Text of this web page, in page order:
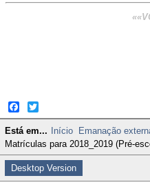
Facebook
Twitter
Está em... Início Emanação
Matrículas para 2018_2019 (Pré-
Desktop Version